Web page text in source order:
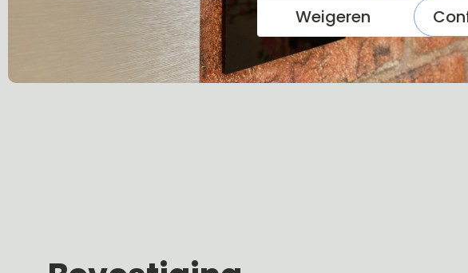
Weigeren